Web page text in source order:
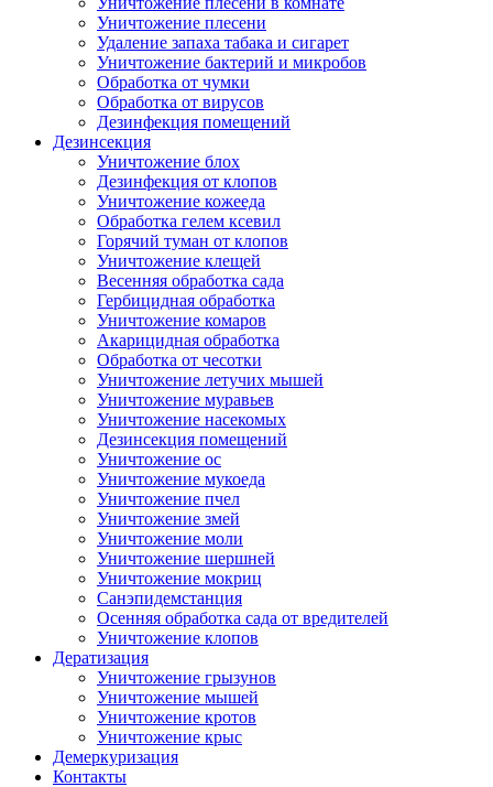
Уничтожение плесени
Удаление запаха табака и сигарет
Уничтожение бактерий и микробов
Обработка от чумки
Обработка от вирусов
Дезинфекция помещений
Дезинсекция
Уничтожение блох
Дезинфекция от клопов
Уничтожение кожееда
Обработка гелем ксевил
Горячий туман от клопов
Уничтожение клещей
Весенняя обработка сада
Гербицидная обработка
Уничтожение комаров
Акарицидная обработка
Обработка от чесотки
Уничтожение летучих мышей
Уничтожение муравьев
Уничтожение насекомых
Дезинсекция помещений
Уничтожение ос
Уничтожение мукоеда
Уничтожение пчел
Уничтожение змей
Уничтожение моли
Уничтожение шершней
Уничтожение мокриц
Санэпидемстанция
Осенняя обработка сада от вредителей
Уничтожение клопов
Дератизация
Уничтожение грызунов
Уничтожение мышей
Уничтожение кротов
Уничтожение крыс
Демеркуризация
Контакты